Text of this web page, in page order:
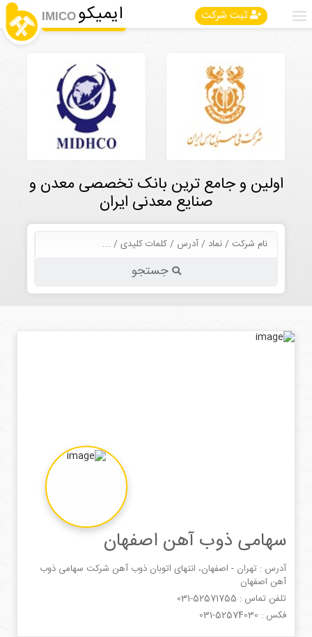
ثبت شرکت ایمیکو IMICO
اولین و جامع ترین بانک تخصصی معدن و
صنایع معدنی ایران
جستجو
سهامی ذوب آهن اصفهان
آدرس : تهران - اصفهان، انتهای اتوبان ذوب آهن شرکت سهامی ذوب
آهن اصفهان
تلفن تماس : 031-52571755
فکس : 031-52574030